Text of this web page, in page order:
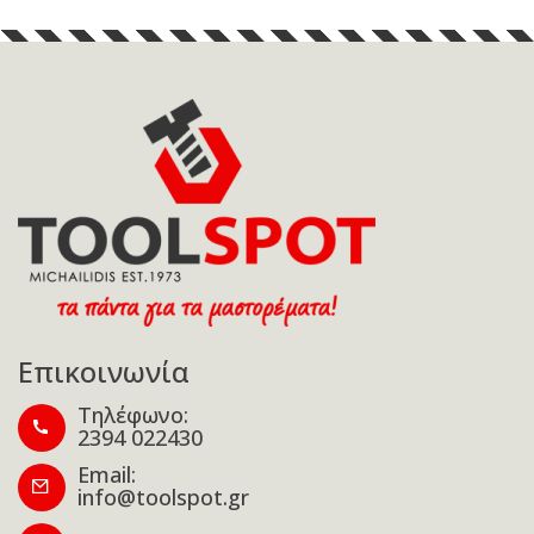
Επικοινωνία
Τηλέφωνο:
2394 022430
Email:
info@toolspot.gr